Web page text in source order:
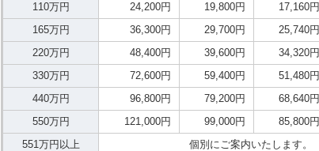
110万円
24,200円 19,800円 17,160円
165万円
36,300円 29,700円 25,740円
220万円
48,400円 39,600円 34,320円
330万円
72,600円 59,400円 51,480円
440万円
96,800円 79,200円 68,640円
550万円
121,000円 99,000円 85,800円
551万円以上
個別にご案内いたします。